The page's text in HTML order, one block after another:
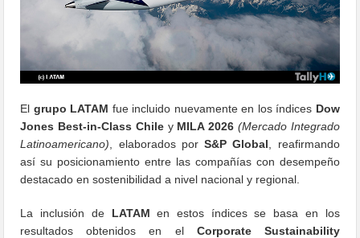
El grupo LATAM fue incluido nuevamente en los índices Dow
Jones Best-in-Class Chiley MILA 2026 (Mercado Integrado
Latinoamericano) , elaborados porS&P Global , reafirmando
así su posicionamiento entre las compañías con desempeño
destacado en sostenibilidad a nivel nacional y regional.
La inclusión de LATAM en estos índices se basa en los
resultados obtenidos en el Corporate Sustainability